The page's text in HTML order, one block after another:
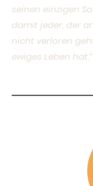
seinen einzigen
damit jeder, der
nicht verloren
ewiges Leben hat.“